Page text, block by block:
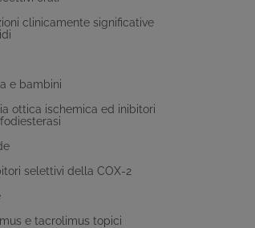
clinicamente significative
e bambini
ottica ischemica ed inibitori
selettivi della COX-2
e tacrolimus topici